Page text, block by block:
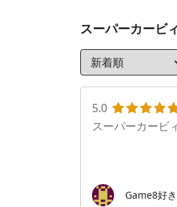
スーパーカービ
5.0
スーパーカービ
Game8好き